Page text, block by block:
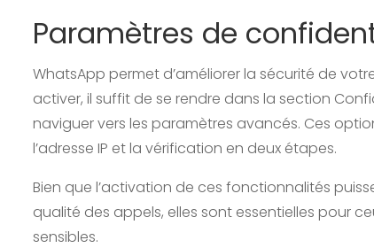
Paramètres de
WhatsApp permet d’améliorer la sécurité de
activer, il suffit de se rendre dans la section
naviguer vers les paramètres avancés. Ces
l’adresse IP et la vérification en deux étapes.
Bien que l’activation de ces fonctionnalités
qualité des appels, elles sont essentielles pour
sensibles.